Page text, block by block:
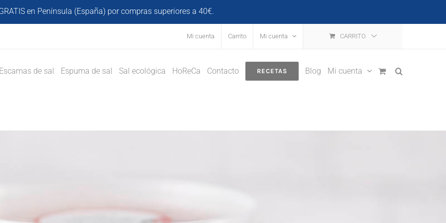
en Península (España) por compras superiores a 40€.
Mi cuenta Carrito Mi cuenta CARRITO
Escamas de sal Espuma de sal Sal ecológica HoReCa Contacto RECETAS Blog Mi cuenta